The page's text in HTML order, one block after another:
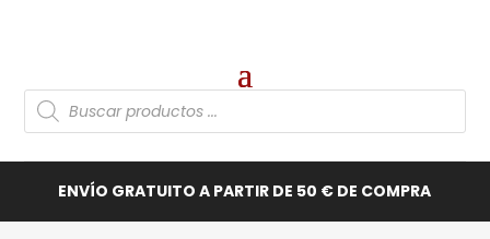
Búsqueda
de
ENVÍO GRATUITO A PARTIR DE 50 € DE COMPRA